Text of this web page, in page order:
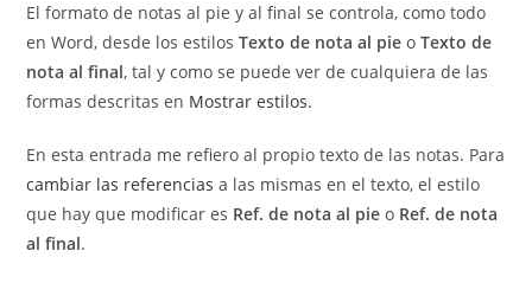
entrada:
entrada:
El formato de notas al pie y al final se controla, como todo
en Word, desde los estilosTexto de nota al pie oTexto de
nota al final, tal y como se puede ver de cualquiera de las
formas descritas en Mostrar estilos.
En esta entrada me refiero al propio texto de las notas. Para
cambiar las referencias a las mismas en el texto, el estilo
que hay que modificar es Ref. de nota al pie o Ref. de nota
al final.